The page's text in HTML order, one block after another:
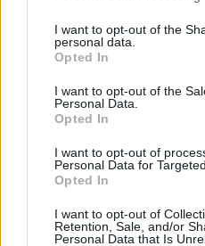
not limited to your visit or
grant or deny consent to
use your data for below
consent section.
I want to opt-out of the
personal data.
Opted In
I want to opt-out of the
Personal Data.
Opted In
I want to opt-out of
Personal Data for
Opted In
I want to opt-out of
Retention, Sale, and/or
Personal Data that Is
mondja, hogy nagyon
jól ismerjük. Be fogunk
de hajlandók vagyunk
Természetesen fogunk